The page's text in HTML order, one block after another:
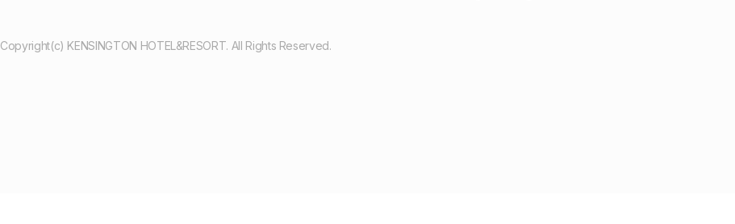
Copyright(c) KENSINGTON HOTEL&RESORT. All Rights Reserved.